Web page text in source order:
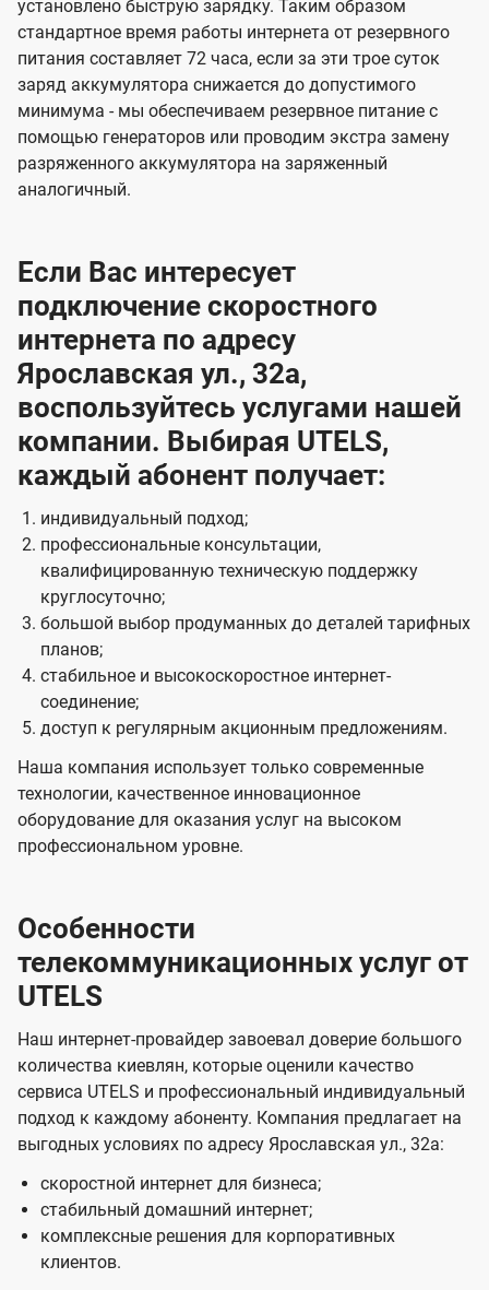
установлено быструю зарядку. Таким образом
стандартное время работы интернета от резервного
питания составляет 72 часа, если за эти трое суток
заряд аккумулятора снижается до допустимого
минимума - мы обеспечиваем резервное питание с
помощью генераторов или проводим экстра замену
разряженного аккумулятора на заряженный
аналогичный.
Если Вас интересует
подключение скоростного
интернета по адресу
Ярославская ул., 32а,
воспользуйтесь услугами нашей
компании. Выбирая UTELS,
каждый абонент получает:
индивидуальный подход;
профессиональные консультации,
квалифицированную техническую поддержку
круглосуточно;
большой выбор продуманных до деталей тарифных
планов;
стабильное и высокоскоростное интернет-
соединение;
доступ к регулярным акционным предложениям.
Наша компания использует только современные
технологии, качественное инновационное
оборудование для оказания услуг на высоком
профессиональном уровне.
Особенности
телекоммуникационных услуг от
UTELS
Наш интернет-провайдер завоевал доверие большого
количества киевлян, которые оценили качество
сервиса UTELS и профессиональный индивидуальный
подход к каждому абоненту. Компания предлагает на
выгодных условиях по адресу Ярославская ул., 32а:
скоростной интернет для бизнеса;
стабильный домашний интернет;
комплексные решения для корпоративных
клиентов.